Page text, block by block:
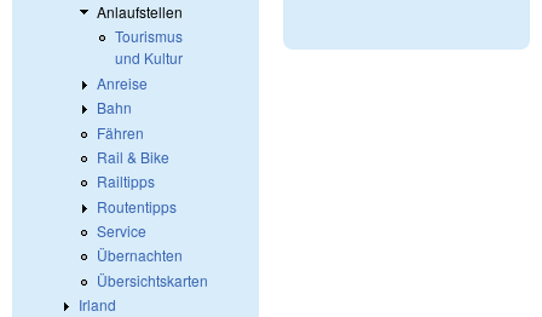
Anlaufstellen
Tourismus
und Kultur
Anreise
Bahn
Fähren
Rail & Bike
Railtipps
Routentipps
Service
Übernachten
Übersichtskarten
Irland